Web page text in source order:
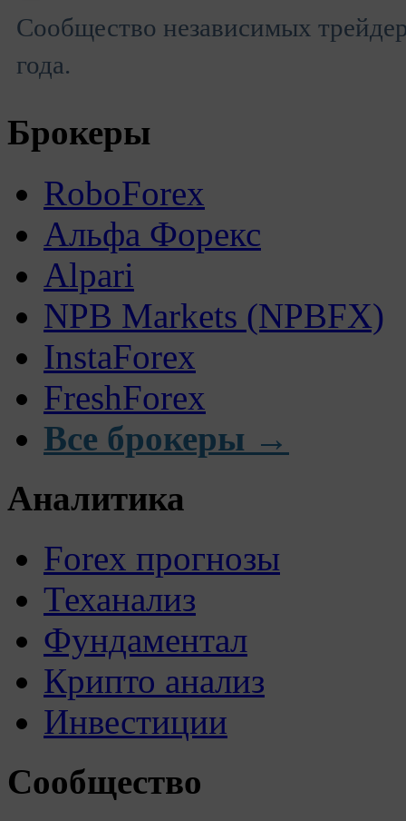
Сообщество независимых
года.
Брокеры
RoboForex
Альфа Форекс
Alpari
NPB Markets (NPBFX)
InstaForex
FreshForex
Все брокеры →
Аналитика
Forex прогнозы
Теханализ
Фундаментал
Крипто анализ
Инвестиции
Сообщество